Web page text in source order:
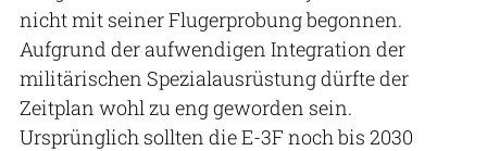
nicht mit seiner Flugerprobung begonnen.
Aufgrund der aufwendigen Integration der
militärischen Spezialausrüstung dürfte der
Zeitplan wohl zu eng geworden sein.
Ursprünglich sollten die E-3F noch bis 2030